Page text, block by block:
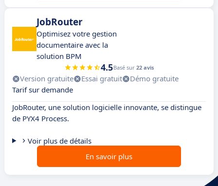
JobRouter
Optimisez votre gestion
documentaire avec la
solution BPM
4.5Basé sur 22 avis
Version gratuite Essai gratuit
Démo gratuite
Tarif sur demande
JobRouter, une solution logicielle innovante, se distingue
de PYX4 Process.
Voir plus de détails
En savoir plus